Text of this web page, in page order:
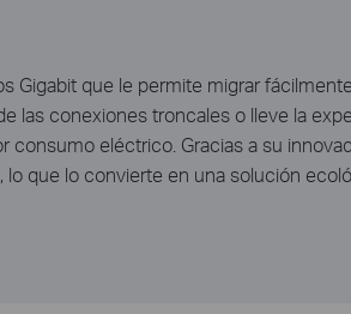
que le permite migrar
conexiones troncales o lleve la
eléctrico. Gracias a su
que lo convierte en una solución